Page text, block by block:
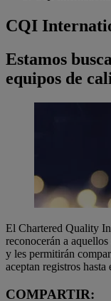
CQI
Estamos
equipos de
El Chartered Quality
reconocerán a
y les permitirán
aceptan registros
COMPARTIR: